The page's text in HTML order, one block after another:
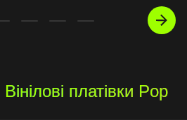
Вінілові платівки Pop